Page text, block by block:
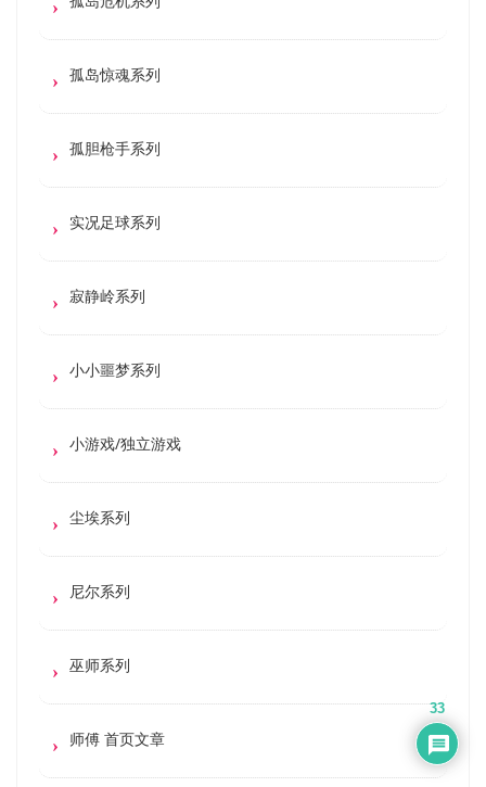
孤岛惊魂系列
孤胆枪手系列
实况足球系列
寂静岭系列
小小噩梦系列
小游戏/独立游戏
尘埃系列
尼尔系列
巫师系列
师傅 首页文章
33